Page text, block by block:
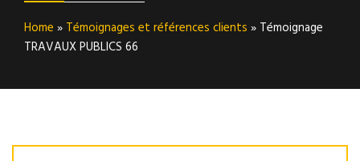
Home » Témoignages et références clients » Témoignage
TRAVAUX PUBLICS 66